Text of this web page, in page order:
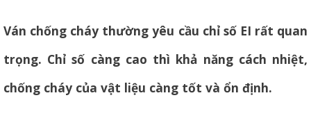
Ván chống cháy thường yêu cầu chỉ số EI rất quan
trọng. Chỉ số càng cao thì khả năng cách nhiệt,
chống cháy của vật liệu càng tốt và ổn định.